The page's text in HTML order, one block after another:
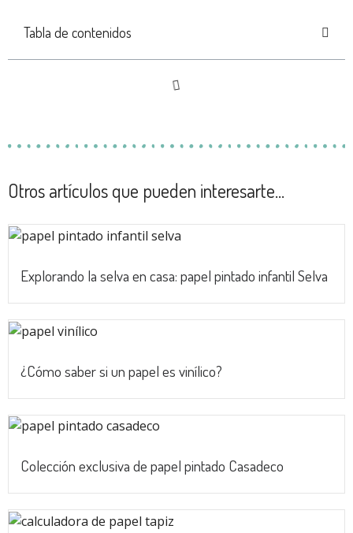
Tabla de contenidos
Otros artículos que pueden interesarte...
Explorando la selva en casa: papel pintado infantil Selva
¿Cómo saber si un papel es vinílico?
Colección exclusiva de papel pintado Casadeco